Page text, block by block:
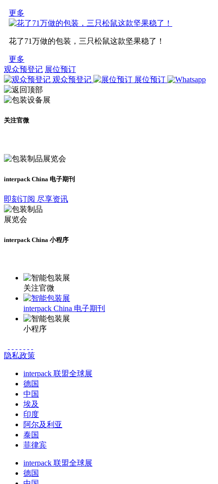
更多
花了71万做的包装，三只松鼠这款坚果稳了！
更多
观众预登记 展位预订
观众预登记
展位预订
关注官微
interpack China 电子期刊
即刻订阅 尽享资讯
interpack China 小程序
关注官微
interpack China 电子期刊
小程序
隐私政策
interpack 联盟全球展
德国
中国
埃及
印度
阿尔及利亚
泰国
菲律宾
interpack 联盟全球展
德国